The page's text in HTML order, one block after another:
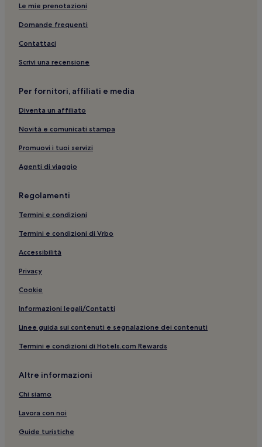
Stazione di 57 St. - 7 Av: hotel nelle vicinanze
Second Stage Theater: hotel nelle vicinanze
Parco The Mall and Literary Walk: hotel nelle vicinanze
Lincoln Square: hotel
Madison Avenue: Hotel economici nelle vicinanze
New World Stages: hotel nelle vicinanze
Stazione di 34 St. - Penn: hotel nelle vicinanze
Stazione di 72nd St.: hotel nelle vicinanze
Bryant Park: hotel nelle vicinanze
Manhattan Mall: hotel nelle vicinanze
Sinagoga Centrale di New York: hotel nelle vicinanze
Madison Avenue: Boutique hotel nelle vicinanze
Castello Belvedere: hotel nelle vicinanze
Theater District: hotel
Midtown: hotel a 4 stelle
Nomad: Hotel con parcheggio
Teatro Playwrights Horizons: hotel nelle vicinanze
Tudor City: hotel
Mount Sinai West: hotel nelle vicinanze
Hell's Kitchen: Hotel per fare shopping
Plaza Hotel: hotel nelle vicinanze
Manhattan: hotel
Le mie prenotazioni
Domande frequenti
Contattaci
Scrivi una recensione
Per fornitori, affiliati e media
Diventa un affiliato
Novità e comunicati stampa
Promuovi i tuoi servizi
Agenti di viaggio
Regolamenti
Termini e condizioni
Termini e condizioni di Vrbo
Accessibilità
Privacy
Cookie
Informazioni legali/Contatti
Linee guida sui contenuti e segnalazione dei contenuti
Termini e condizioni di Hotels.com Rewards
Altre informazioni
Chi siamo
Lavora con noi
Guide turistiche